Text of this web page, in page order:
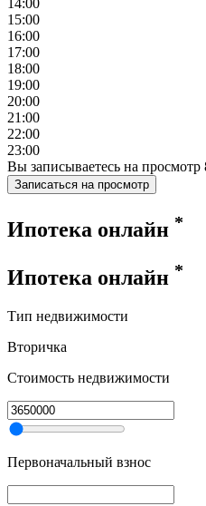
14:00
15:00
16:00
17:00
18:00
19:00
20:00
21:00
22:00
23:00
Вы записываетесь на просмотр
Записаться на просмотр
Ипотека онлайн *
Ипотека онлайн *
Тип недвижимости
Вторичка
Стоимость недвижимости
Первоначальный взнос